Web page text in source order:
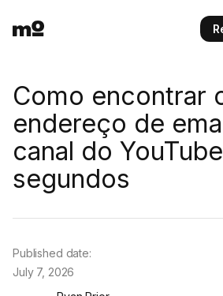
Como encontrar
endereço de
canal do
segundos
Published date:
July 7, 2026